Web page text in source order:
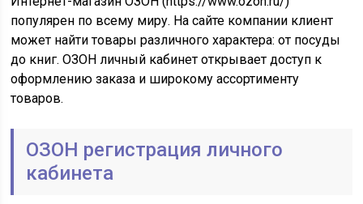
популярен по всему миру. На сайте компании клиент
может найти товары различного характера: от посуды
до книг. ОЗОН личный кабинет открывает доступ к
оформлению заказа и широкому ассортименту
товаров.
ОЗОН регистрация личного
кабинета